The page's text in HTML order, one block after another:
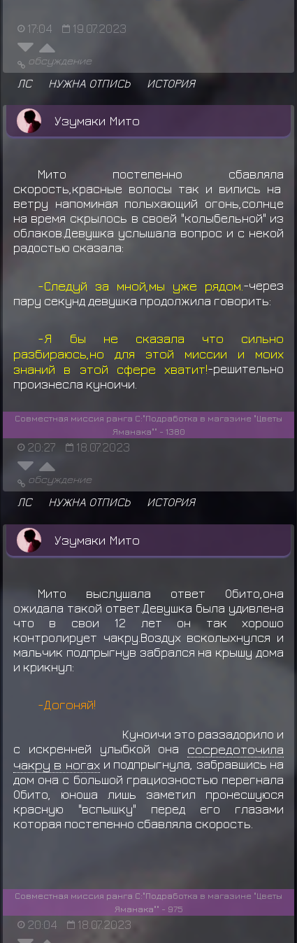
17:04 19.07.2023
обсуждение
ЛС НУЖНА ОТПИСЬ ИСТОРИЯ
Узумаки Мито
Мито постепенно сбавляла
скорость,красные волосы так и вились на
ветру напоминая полыхающий огонь,солнце
на время скрылось в своей "колыбельной" из
облаков.Девушка услышала вопрос и с некой
радостью сказала:
-Следуй за мной,мы уже рядом. -через
пару секунд девушка продолжила говорить:
-Я бы не сказала что сильно
разбираюсь,но для этой миссии и моих
знаний в этой сфере хватит!-решительно
произнесла куноичи.
Совместная миссия ранга С:"Подработка в магазине "Цветы
Яманака"" - 1380
20:27 18.07.2023
обсуждение
ЛС НУЖНА ОТПИСЬ ИСТОРИЯ
Узумаки Мито
Мито выслушала ответ Обито,она
ожидала такой ответ.Девушка была удивлена
что в свои 12 лет он так хорошо
контролирует чакру.Воздух всколыхнулся и
мальчик подпрыгнув забрался на крышу дома
и крикнул:
-Догоняй!
Куноичи это раззадорило и
с искренней улыбкой она сосредоточила
чакру в ногахи подпрыгнула, забравшись на
дом она с большой грациозностью перегнала
Обито, юноша лишь заметил пронесшуюся
красную "вспышку" перед его глазами
которая постепенно сбавляла скорость.
Совместная миссия ранга С:"Подработка в магазине "Цветы
Яманака"" - 975
20:04 18.07.2023